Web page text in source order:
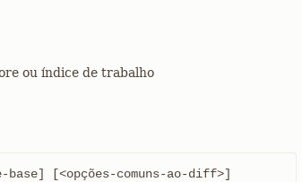
ou índice de trabalho
[<opções-comuns-ao-diff>]